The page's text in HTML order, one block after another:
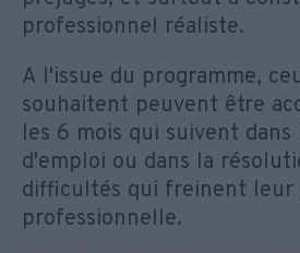
professionnel réaliste.
A l'issue du programme,
souhaitent peuvent être
les 6 mois qui suivent
d'emploi ou dans la
difficultés qui freinent leur
professionnelle.